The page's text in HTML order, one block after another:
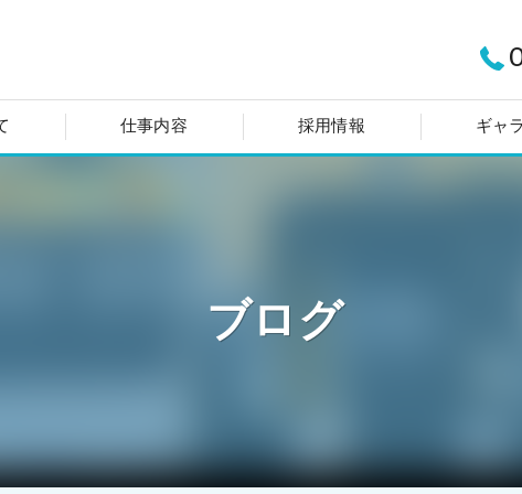
仕事内容 採用情報 ギャ
ブログ